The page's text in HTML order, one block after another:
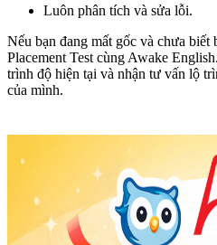
Luôn phân tích và sửa lỗi.
Nếu bạn đang mất gốc và chưa biết
Placement Test cùng Awake
trình độ hiện tại và nhận tư vấn lộ
của mình.